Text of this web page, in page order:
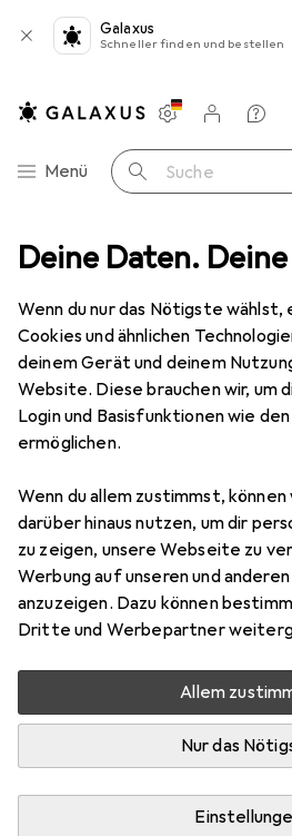
Deine Daten.
Wenn du nur das Nötigste
Cookies und ähnlichen
deinem Gerät und deinem
Website. Diese brauchen wir, um
Login und Basisfunktionen wie
ermöglichen.
Wenn du allem zustimmst,
darüber hinaus nutzen, um dir
zu zeigen, unsere Webseite zu
Werbung auf unseren und
anzuzeigen. Dazu können
Dritte und Werbepartner
Allem
Nur das
Galaxus
Schneller finden und bestellen
Navigation nach Kategorien
Menü Suche
Einstellungen
Kundenkonto
Vergleichslisten
Merklisten
Warenkorb
Eisenwaren Baubeschlag
3 Bilder
SossMöbelscharniere
EUR
119,–
4
Bewertungen
10 Stück an Lager beim
Lieferort angeben für
In den